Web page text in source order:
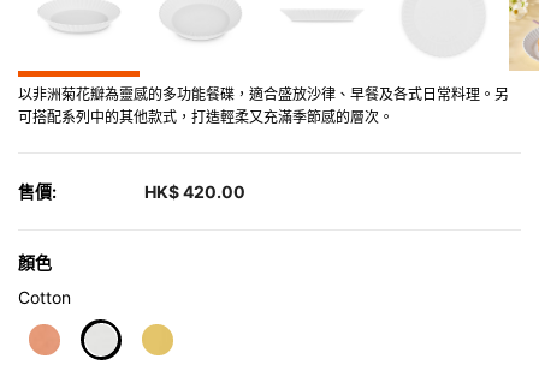
以非洲菊花瓣為靈感的多功能餐碟，適合盛放沙律、早餐及各式日常料理。另
可搭配系列中的其他款式，打造輕柔又充滿季節感的層次。
售價: HK$ 420.00
顏色
Cotton